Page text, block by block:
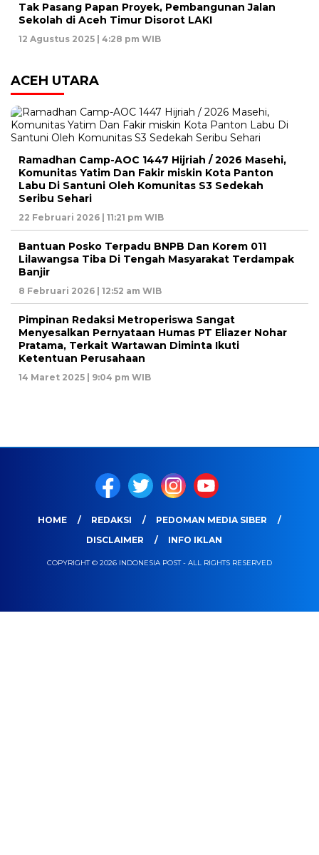
Tak Pasang Papan Proyek, Pembangunan Jalan
Sekolah di Aceh Timur Disorot LAKI
12 Agustus 2025 | 4:28 pm WIB
ACEH UTARA
Ramadhan Camp-AOC 1447 Hijriah / 2026 Masehi,
Komunitas Yatim Dan Fakir miskin Kota Panton
Labu Di Santuni Oleh Komunitas S3 Sedekah
Seribu Sehari
22 Februari 2026 | 11:21 pm WIB
Bantuan Posko Terpadu BNPB Dan Korem 011
Lilawangsa Tiba Di Tengah Masyarakat Terdampak
Banjir
8 Februari 2026 | 12:52 am WIB
Pimpinan Redaksi Metroperiswa Sangat
Menyesalkan Pernyataan Humas PT Eliazer Nohar
Pratama, Terkait Wartawan Diminta Ikuti
Ketentuan Perusahaan
14 Maret 2025 | 9:04 pm WIB
HOME REDAKSI
PEDOMAN MEDIA SIBER
DISCLAIMER
INFO IKLAN
COPYRIGHT © 2026 INDONESIA POST - ALL RIGHTS RESERVED